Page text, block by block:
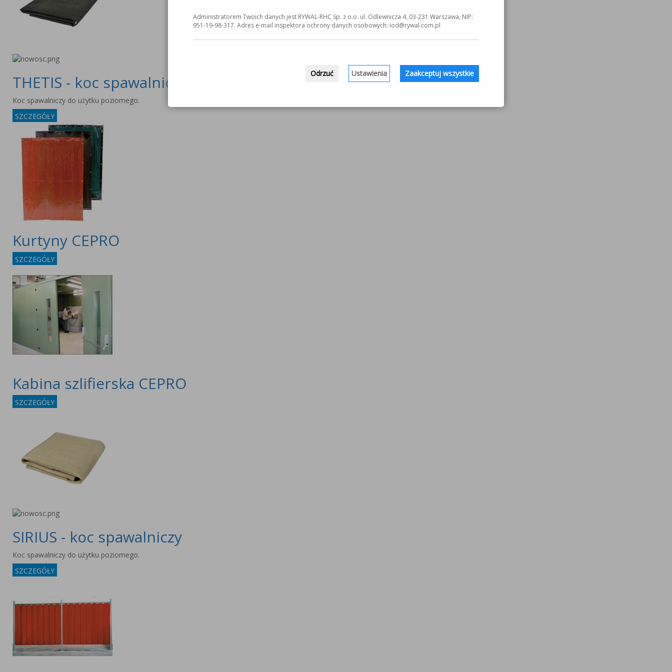
THETIS - koc spawalniczy
Koc spawalniczy do użytku poziomego.
SZCZEGÓŁY
Kurtyny CEPRO
SZCZEGÓŁY
Kabina szlifierska CEPRO
SZCZEGÓŁY
SIRIUS - koc spawalniczy
Koc spawalniczy do użytku poziomego.
SZCZEGÓŁY
Administratorem Twoich danych jest RYWAL-RHC Sp. z o.o. ul. Odlewnicza 4, 03-231 Warszawa, NIP:
951-19-98-317. Adres e-mail inspektora ochrony danych osobowych: iod@rywal.com.pl
Odrzuć Ustawienia Zaakceptuj wszystkie